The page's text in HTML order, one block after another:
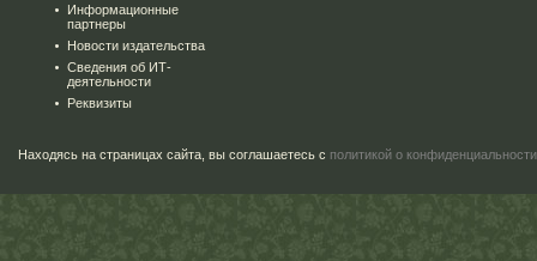
Информационные
партнеры
Новости издательства
Сведения об ИТ-
деятельности
Реквизиты
Находясь на страницах сайта, вы соглашаетесь с политикой о конфиденциальности